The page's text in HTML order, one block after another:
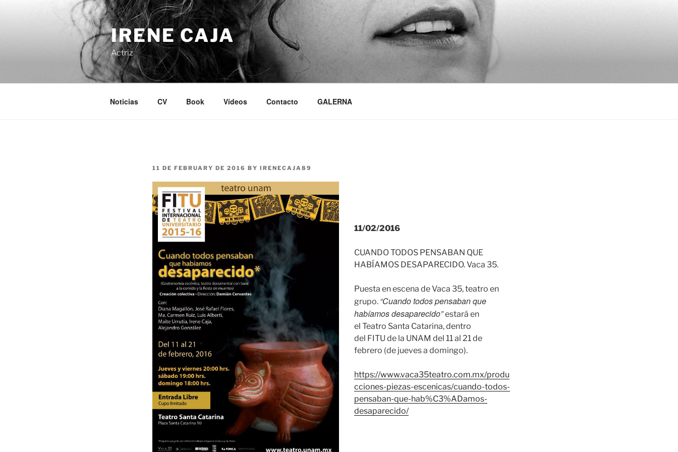
IRENE CAJA
Actriz
Noticias CV Book Vídeos Contacto GALERNA
POSTED
11 DE FEBRUARY DE 2016 BY IRENECAJA89
11/02/2016
CUANDO TODOS PENSABAN QUE
HABÍAMOS DESAPARECIDO. Vaca 35.
Puesta en escena de Vaca 35, teatro en
grupo. “Cuando todos pensaban que
habíamos desaparecido”estará en
el Teatro Santa Catarina, dentro
del FITU de la UNAM del 11 al 21 de
febrero (de jueves a domingo).
https://www.vaca35teatro.com.mx/produ
cciones-piezas-escenicas/cuando-todos-
pensaban-que-hab%C3%ADamos-
desaparecido/